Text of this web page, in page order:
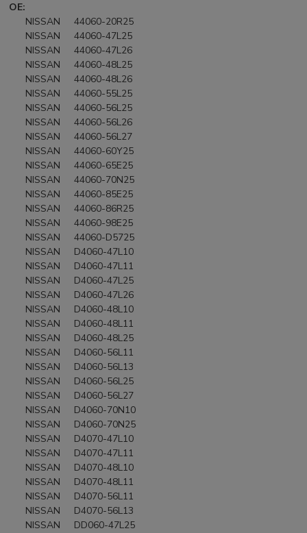
OE:
NISSAN 44060-20R25
NISSAN 44060-47L25
NISSAN 44060-47L26
NISSAN 44060-48L25
NISSAN 44060-48L26
NISSAN 44060-55L25
NISSAN 44060-56L25
NISSAN 44060-56L26
NISSAN 44060-56L27
NISSAN 44060-60Y25
NISSAN 44060-65E25
NISSAN 44060-70N25
NISSAN 44060-85E25
NISSAN 44060-86R25
NISSAN 44060-98E25
NISSAN 44060-D5725
NISSAN D4060-47L10
NISSAN D4060-47L11
NISSAN D4060-47L25
NISSAN D4060-47L26
NISSAN D4060-48L10
NISSAN D4060-48L11
NISSAN D4060-48L25
NISSAN D4060-56L11
NISSAN D4060-56L13
NISSAN D4060-56L25
NISSAN D4060-56L27
NISSAN D4060-70N10
NISSAN D4060-70N25
NISSAN D4070-47L10
NISSAN D4070-47L11
NISSAN D4070-48L10
NISSAN D4070-48L11
NISSAN D4070-56L11
NISSAN D4070-56L13
NISSAN DD060-47L25